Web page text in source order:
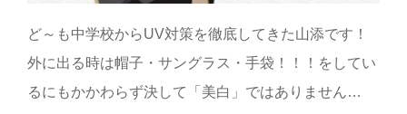
ど～も中学校からUV対策を徹底してきた山添です！
外に出る時は帽子・サングラス・手袋！！！をしてい
るにもかかわらず決して「美白」ではありません…